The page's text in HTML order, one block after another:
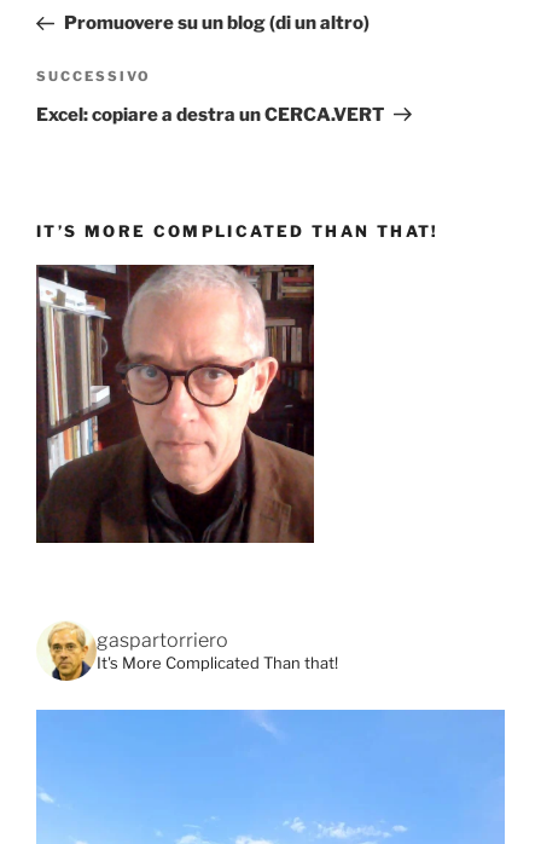
precedente:
Promuovere su un blog (di un altro)
Articolo
successivo
SUCCESSIVO
Excel: copiare a destra un CERCA.VERT
IT’S MORE COMPLICATED THAN THAT!
gaspartorriero
It's More Complicated Than that!